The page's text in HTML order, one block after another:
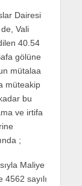
Dairesi
Vali
40.54
gölüne
mütalaa
müteakip
bu
ve irtifa
;
Maliye
4562 sayılı